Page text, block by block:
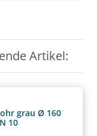
Artikel:
grau Ø 160
10